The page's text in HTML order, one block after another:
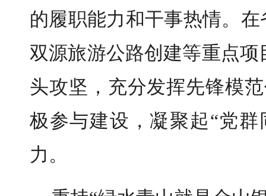
的履职能力和干事热情。
双源旅游公路创建等重点
头攻坚，充分发挥先锋模
极参与建设，凝聚起“党
力。